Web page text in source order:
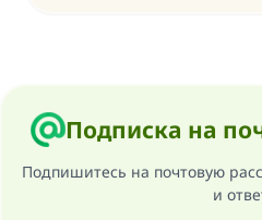
Подписка на
Подпишитесь на почтовую
и